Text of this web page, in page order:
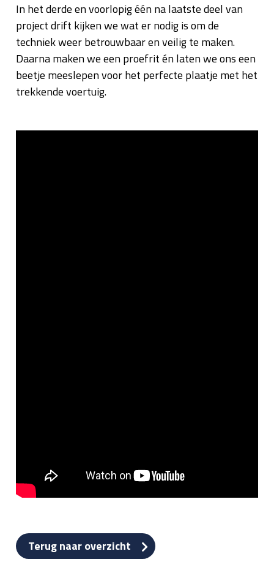
In het derde en voorlopig één na laatste deel van
project drift kijken we wat er nodig is om de
techniek weer betrouwbaar en veilig te maken.
Daarna maken we een proefrit én laten we ons een
beetje meeslepen voor het perfecte plaatje met het
trekkende voertuig.
Terug naar overzicht